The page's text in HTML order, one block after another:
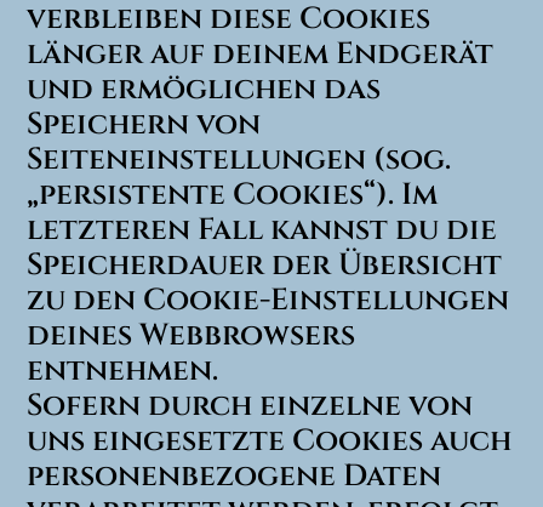
verbleiben diese Cookies
länger auf deinem Endgerät
und ermöglichen das
Speichern von
Seiteneinstellungen (sog.
„persistente Cookies“). Im
letzteren Fall kannst du die
Speicherdauer der Übersicht
zu den Cookie-Einstellungen
deines Webbrowsers
entnehmen.
Sofern durch einzelne von
uns eingesetzte Cookies auch
personenbezogene Daten